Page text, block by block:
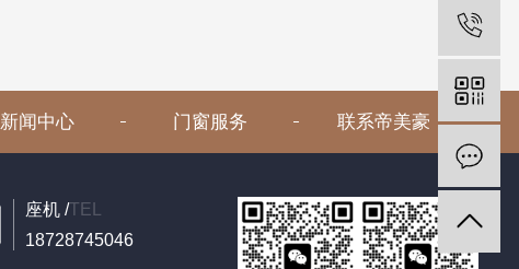
新闻中心 门窗服务 联系帝美豪
座机 /TEL
18728745046